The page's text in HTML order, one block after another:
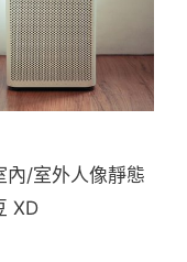
內/室外人像靜態
XD